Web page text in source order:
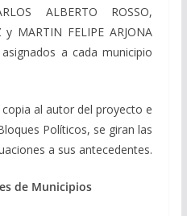
ALBERTO ROSSO,
y MARTIN FELIPE ARJONA
a cada municipio
al autor del proyecto e
Políticos, se giran las
a sus antecedentes.
de Municipios